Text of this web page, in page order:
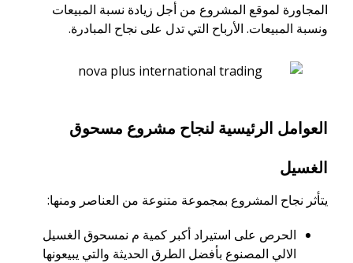
المجاورة لموقع المشروع من أجل زيادة نسبة المبيعات
ونسبة المبيعات. الأرباح التي تدل على نجاح المبادرة.
العوامل الرئيسية لنجاح مشروع مسحوق
الغسيل
يتأثر نجاح المشروع بمجموعة متنوعة من العناصر ومنها:
الحرص على استيراد أكبر كمية م نمسحوق الغسيل
الالي المصنوع بأفضل الطرق الحديثة والتي يبيعونها